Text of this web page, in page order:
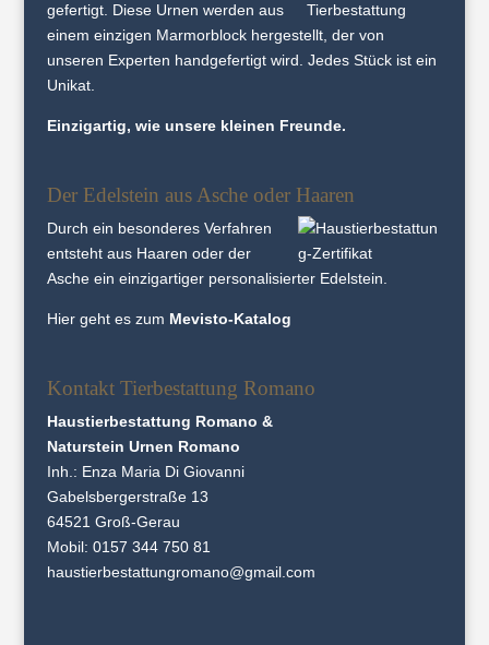
gefertigt. Diese Urnen werden aus
einem einzigen Marmor­block her­gestellt, der von
unseren Experten hand­gefertigt wird. Jedes Stück ist ein
Unikat.
Einzigartig, wie unsere kleinen Freunde.
Der Edelstein aus Asche oder Haaren
Durch ein besonderes Verfahren
entsteht aus Haaren oder der
Asche ein einzigartiger personalisierter Edelstein.
Hier geht es zum Mevisto-Katalog
Kontakt Tierbestattung Romano
Haustierbestattung Romano &
Naturstein Urnen Romano
Inh.: Enza Maria Di Giovanni
Gabelsbergerstraße 13
64521 Groß-Gerau
Mobil: 0157 344 750 81
haustierbestattungromano@gmail.com